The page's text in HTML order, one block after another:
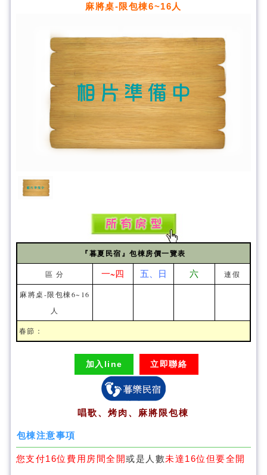
麻將桌-限包棟6~16人
『暮夏民宿』包棟房價一覽表
區 分 一~四 五、日 六 連假
麻將桌-限包棟6~16
人
春節：
加入line 立即聯絡
唱歌、烤肉、麻將限包棟
包棟注意事項
您支付16位費用房間全開或是人數未達16位但要全開